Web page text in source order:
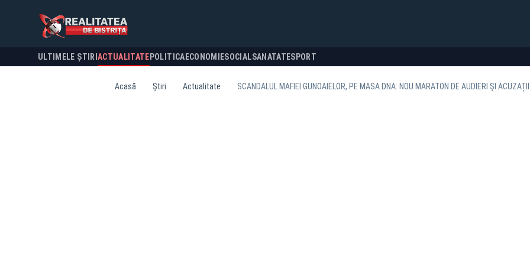
ULTIMELE ȘTIRI ACTUALITATE POLITICA ECONOMIESOCIALSANATATESPORT
Acasă Știri Actualitate SCANDALUL MAFIEI GUNOAIELOR, PE MASA DNA: NOU MARATON DE AUDIERI ȘI